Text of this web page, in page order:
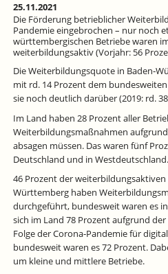
25.11.2021
Die Förderung betrieblicher
Pandemie eingebrochen – nur noch
württembergischen Betriebe waren
weiterbildungsaktiv (Vorjahr: 56
Die Weiterbildungsquote in
mit rd. 14 Prozent dem
sie noch deutlich darüber (2019: rd.
Im Land haben 28 Prozent aller
Weiterbildungsmaßnahmen
absagen müssen. Das waren fünf
Deutschland und in Westdeutschland.
46 Prozent der weiterbildungsaktiven
Württemberg haben
durchgeführt, bundesweit waren es
sich im Land 78 Prozent aufgrund
Folge der Corona‐Pandemie für
bundesweit waren es 72 Prozent.
um kleine und mittlere Betriebe.